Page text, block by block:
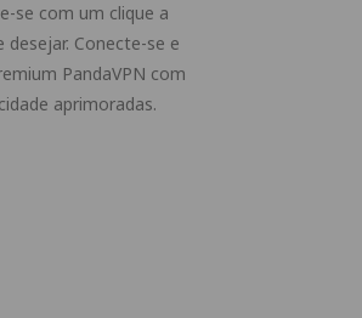
se com um clique a
desejar. Conecte-se e
PandaVPN com
aprimoradas.